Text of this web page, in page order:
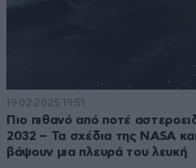
19·02·2025 19:51
Πιο πιθανό από ποτέ
2032 – Τα σχέδια της NASA
βάψουν μια πλευρά του λευκή